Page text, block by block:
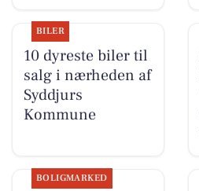
BILER
10 dyreste biler til
salg i nærheden af
Syddjurs
Kommune
BOLIGMARKED